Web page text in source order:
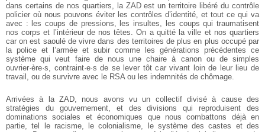
dans certains de nos quartiers, la ZAD est un territoire libéré du contrôle
policier où nous pouvons éviter les contrôles d’identité, et tout ce qui va
avec : les coups de pressions, les insultes, les coups qui traumatisent
nos corps et l’intérieur de nos têtes. On a quitté la ville et nos quartiers
car on est saoulé de vivre dans des territoires de plus en plus occupépar
la police et l’armée et subir comme les générations précédentes ce
système qui veut faire de nous une chaire à canon ou de simples
ouvrier·ère·s, contraint·e·s de se lever tôt car vivant loin de leur lieu de
travail, ou de survivre avec le RSA ou les indemnités de chômage.
Arrivées à la ZAD, nous avons vu un collectif divisé à cause des
stratégies dugouvernement, et des divisions qui reproduisent des
dominations sociales etéconomiques que nous combattons déjà en
partie, tel le racisme, le colonialisme,
le système des castes et des